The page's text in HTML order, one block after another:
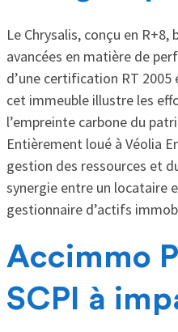
Le Chrysalis, conçu en
avancées en matière de
d’une certification RT
cet immeuble illustre les
l’empreinte carbone du
Entièrement loué à Véolia
gestion des ressources et
synergie entre un locataire
gestionnaire d’actifs
Accimmo
SCPI à